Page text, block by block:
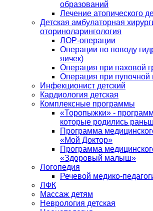
образований
Лечение атопического
Детская амбулаторная
оториноларингология
ЛОР-операции
Операции по поводу
яичек)
Операция при паховой
Операция при пупочной
Инфекционист детский
Кардиология детская
Комплексные программы
«Торопыжки» -
которые родились
Программа
«Мой Доктор»
Программа
«Здоровый малыш»
Логопедия
Речевой медико-
ЛФК
Массаж детям
Неврология детская